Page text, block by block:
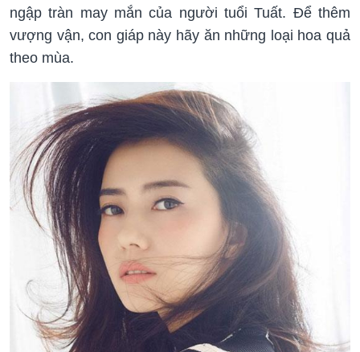
ngập tràn may mắn của người tuổi Tuất. Để thêm
vượng vận, con giáp này hãy ăn những loại hoa quả
theo mùa.